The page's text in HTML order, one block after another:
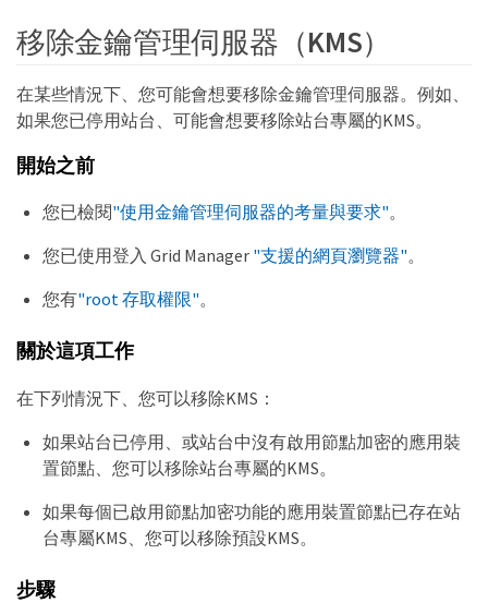
移除金鑰管理伺服器（KMS）
在某些情況下、您可能會想要移除金鑰管理伺服器。例如、
如果您已停用站台、可能會想要移除站台專屬的KMS。
開始之前
您已檢閱"使用金鑰管理伺服器的考量與要求"。
您已使用登入 Grid Manager "支援的網頁瀏覽器"。
您有"root 存取權限"。
關於這項工作
在下列情況下、您可以移除KMS：
如果站台已停用、或站台中沒有啟用節點加密的應用裝
置節點、您可以移除站台專屬的KMS。
如果每個已啟用節點加密功能的應用裝置節點已存在站
台專屬KMS、您可以移除預設KMS。
步驟